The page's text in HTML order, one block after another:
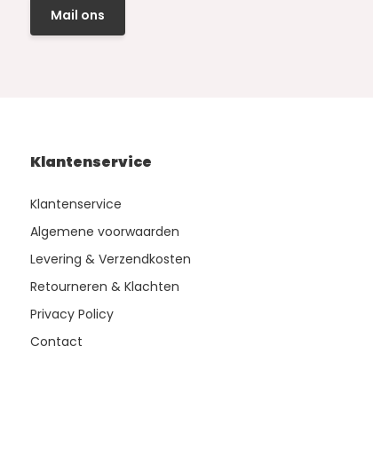
Mail ons
Klantenservice
Klantenservice
Algemene voorwaarden
Levering & Verzendkosten
Retourneren & Klachten
Privacy Policy
Contact